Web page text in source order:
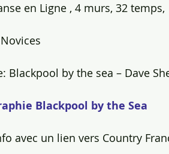
en Ligne , 4 murs, 32 temps,
Blackpool by the sea – Dave
Blackpool by the Sea
avec un lien vers Country